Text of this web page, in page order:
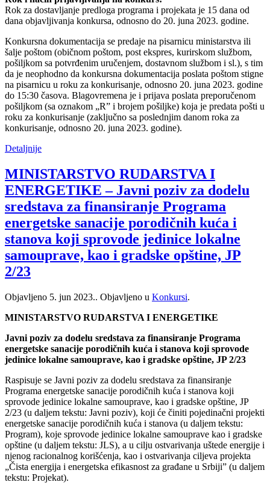
Rok za dostavljanje predloga programa i projekata je 15 dana od
dana objavljivanja konkursa, odnosno do 20. juna 2023. godine.
Konkursna dokumentacija se predaje na pisarnicu ministarstva ili
šalje poštom (običnom poštom, post ekspres, kurirskom službom,
pošiljkom sa potvrđenim uručenjem, dostavnom službom i sl.), s tim
da je neophodno da konkursna dokumentacija poslata poštom stigne
na pisarnicu u roku za konkurisanje, odnosno 20. juna 2023. godine
do 15:30 časova. Blagovremena je i prijava poslata preporučenom
pošiljkom (sa oznakom „R” i brojem pošiljke) koja je predata pošti u
roku za konkurisanje (zaključno sa poslednjim danom roka za
konkurisanje, odnosno 20. juna 2023. godine).
Detaljnije
MINISTARSTVO RUDARSTVA I
ENERGETIKE – Javni poziv za dodelu
sredstava za finansiranje Programa
energetske sanacije porodičnih kuća i
stanova koji sprovode jedinice lokalne
samouprave, kao i gradske opštine, JP
2/23
Objavljeno 5. jun 2023.. Objavljeno u Konkursi.
MINISTARSTVO RUDARSTVA I ENERGETIKE
Javni poziv za dodelu sredstava za finansiranje Programa
energetske sanacije porodičnih kuća i stanova koji sprovode
jedinice lokalne samouprave, kao i gradske opštine, JP 2/23
Raspisuje se Javni poziv za dodelu sredstava za finansiranje
Programa energetske sanacije porodičnih kuća i stanova koji
sprovode jedinice lokalne samouprave, kao i gradske opštine, JP
2/23 (u daljem tekstu: Javni poziv), koji će činiti pojedinačni projekti
energetske sanacije porodičnih kuća i stanova (u daljem tekstu:
Program), koje sprovode jedinice lokalne samouprave kao i gradske
opštine (u daljem tekstu: JLS), a u cilju ostvarivanja uštede energije i
njenog racionalnog korišćenja, kao i ostvarivanja ciljeva projekta
„Čista energija i energetska efikasnost za građane u Srbijiˮ (u daljem
tekstu: Projekat).